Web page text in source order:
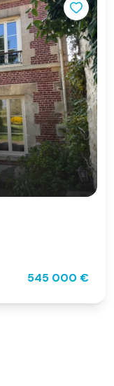
545 000 €